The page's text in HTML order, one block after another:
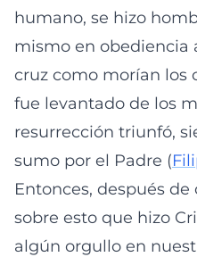
humano, se hizo
mismo en obediencia
cruz como morían los
fue levantado de los
resurrección triunfó,
sumo por el Padre (
Entonces, después
sobre esto que hizo
algún orgullo en